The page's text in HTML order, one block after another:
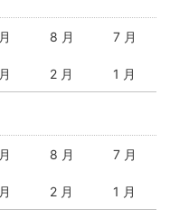
8 月 7 月
2 月 1 月
8 月 7 月
2 月 1 月